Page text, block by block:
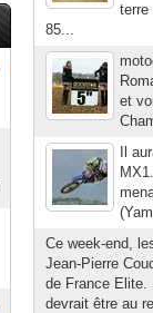
terre
85...
et
Il
Ce week-end,
Jean-Pierre
de France Elite.
devrait être au